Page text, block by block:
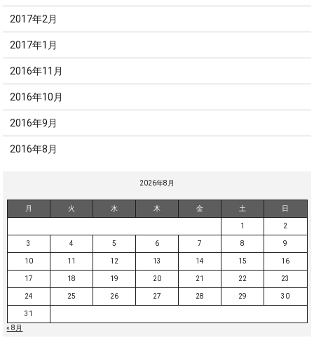
2017年2月
2017年1月
2016年11月
2016年10月
2016年9月
2016年8月
2026年8月
月 火 水 木 金 土 日
1 2
3 4 5 6 7 8 9
10 11 12 13 14 15 16
17 18 19 20 21 22 23
24 25 26 27 28 29 30
31
« 8月